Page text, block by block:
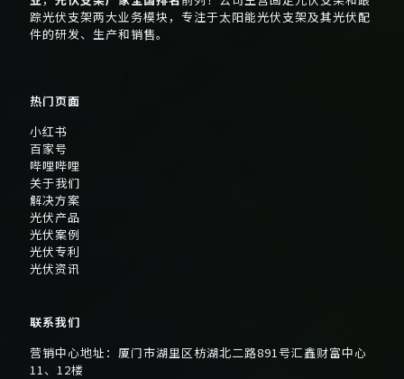
踪光伏支架两大业务模块，专注于太阳能光伏支架及其光伏配
件的研发、生产和销售。
热门页面
小红书
百家号
哔哩哔哩
关于我们
解决方案
光伏产品
光伏案例
光伏专利
光伏资讯
联系我们
营销中心地址：厦门市湖里区枋湖北二路891号汇鑫财富中心
11、12楼